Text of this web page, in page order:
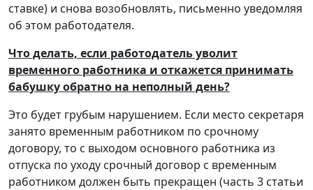
ставке) и снова возобновлять, письменно уведомляя
об этом работодателя.
Что делать, если работодатель уволит
временного работника и откажется принимать
бабушку обратно на неполный день?
Это будет грубым нарушением. Если место секретаря
занято временным работником по срочному
договору, то с выходом основного работника из
отпуска по уходу срочный договор с временным
работником должен быть прекращен (часть 3 статьи